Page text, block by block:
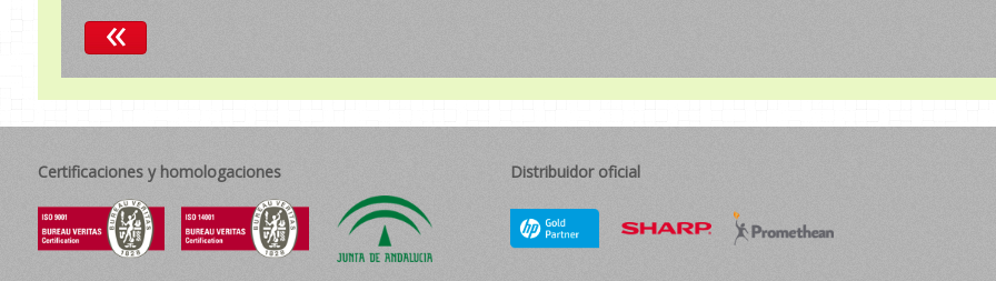
«
Certificaciones y homologaciones Distribuidor oficial